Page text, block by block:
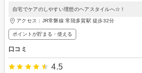
自宅でケアのしやすい理想のヘアスタイルへ☆！
アクセス：JR常磐線 常陸多賀駅 徒歩32分
ポイントが貯まる・使える
口コミ
4.5